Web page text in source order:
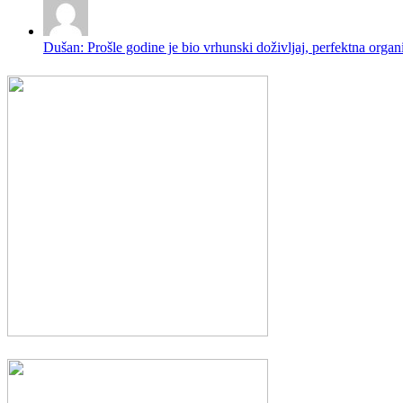
Dušan: Prošle godine je bio vrhunski doživljaj, perfektna